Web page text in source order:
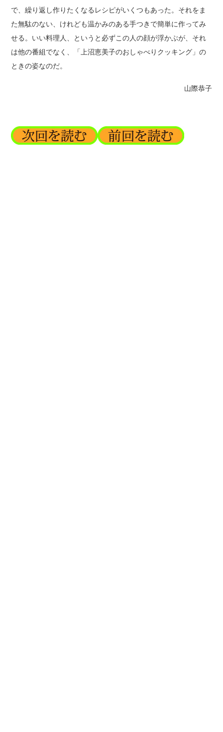
で、繰り返し作りたくなるレシピがいくつもあった。それをま
た無駄のない、けれども温かみのある手つきで簡単に作ってみ
せる。いい料理人、というと必ずこの人の顔が浮かぶが、それ
は他の番組でなく、「上沼恵美子のおしゃべりクッキング」の
ときの姿なのだ。
山際恭子